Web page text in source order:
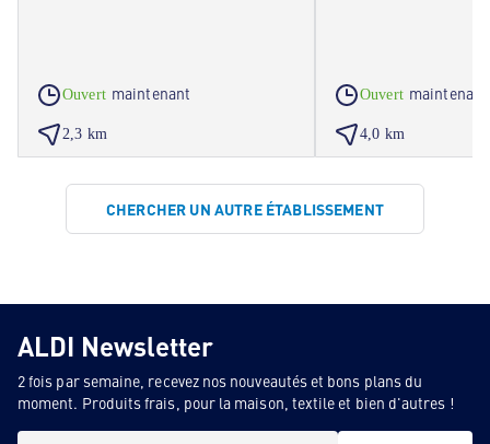
Ouvert maintenant
2,3 km
Ouvert maintenant
4,0 km
CHERCHER UN AUTRE ÉTABLISSEMENT
ALDI Newsletter
2 fois par semaine, recevez nos nouveautés et bons plans du
moment. Produits frais, pour la maison, textile et bien d'autres !